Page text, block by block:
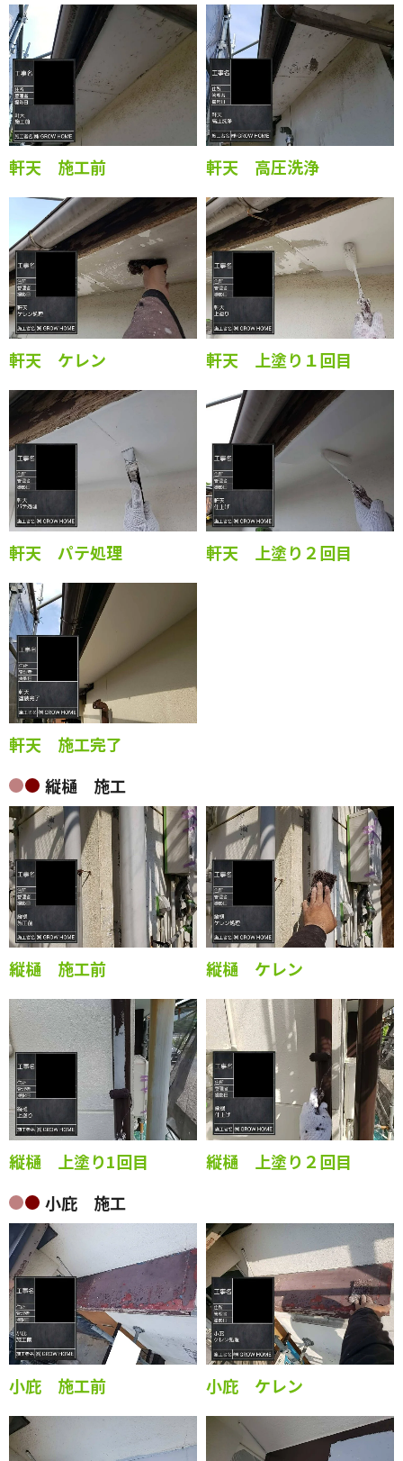
軒天 施工前 軒天 高圧洗浄
軒天 ケレン 軒天 上塗り１回目
軒天 パテ処理 軒天 上塗り２回目
軒天 施工完了
縦樋 施工
縦樋 施工前 縦樋 ケレン
縦樋 上塗り1回目
縦樋 上塗り２回目
小庇 施工
小庇 施工前 小庇 ケレン